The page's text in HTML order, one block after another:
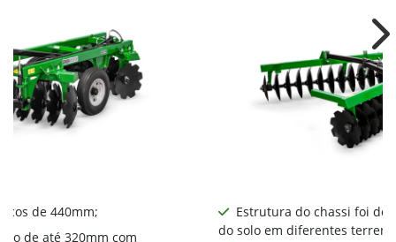
de 440mm​;
de até 320mm com
Estrutura do chassi foi
do solo em diferentes